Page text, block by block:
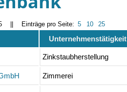
Einträge pro Seite: 5 10 25
Unternehmenstätigkeit
Zinkstaubherstellung
Zimmerei